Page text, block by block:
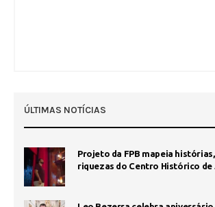
ÚLTIMAS NOTÍCIAS
Projeto da FPB mapeia
riquezas do Centro Histórico de